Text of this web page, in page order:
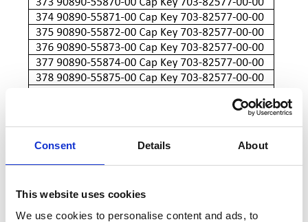
Consent Details About
This website uses cookies
We use cookies to personalise content and ads, to